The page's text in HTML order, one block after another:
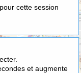
cette session
et augmente